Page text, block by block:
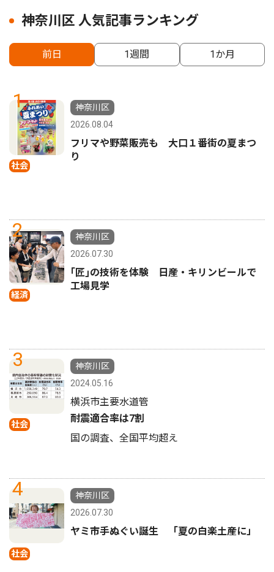
神奈川区 人気記事ランキング
前日 1週間 1か月
1
社会
神奈川区
2026.08.04
フリマや野菜販売も 大口１番街の夏まつ
り
2
経済
神奈川区
2026.07.30
｢匠｣の技術を体験 日産・キリンビールで
工場見学
3
社会
神奈川区
2024.05.16
横浜市主要水道管
耐震適合率は7割
国の調査、全国平均超え
4
社会
神奈川区
2026.07.30
ヤミ市手ぬぐい誕生 「夏の白楽土産に」